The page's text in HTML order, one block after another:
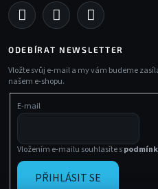
ODEBÍRAT NEWSLETTER
Vložte svůj e-mail a my vám budeme
našem e-shopu.
E-mail
Vložením e-mailu souhlasíte s
PŘIHLÁSIT SE